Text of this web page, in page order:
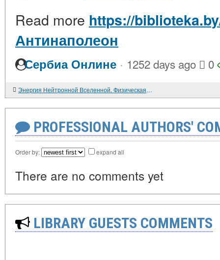
Read more https://
Антинаполеон
Сербиа Онлине · 1252 days ago 0
Энергия Нейтронной Вселенной. Физическая сущность ЭНЕРГИИ СВЯЗИ.
PROFESSIONAL AUTHORS'
Order by: expand all
There are no comments yet
LIBRARY GUESTS COMMENTS